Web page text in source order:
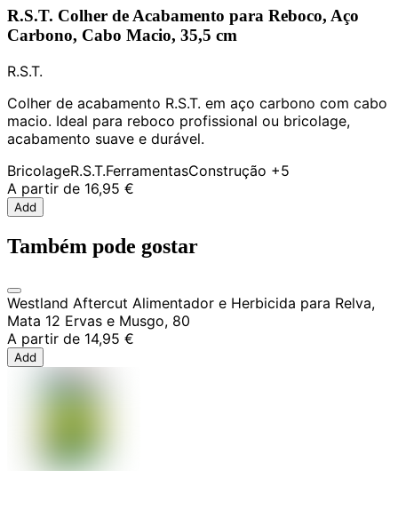
R.S.T. Colher de Acabamento para Reboco, Aço
Carbono, Cabo Macio, 35,5 cm
R.S.T.
Colher de acabamento R.S.T. em aço carbono com cabo
macio. Ideal para reboco profissional ou bricolage,
acabamento suave e durável.
BricolageR.S.T.FerramentasConstrução +5
A partir de 16,95 €
Add
Também pode gostar
Westland Aftercut Alimentador e Herbicida para Relva,
Mata 12 Ervas e Musgo, 80
A partir de 14,95 €
Add